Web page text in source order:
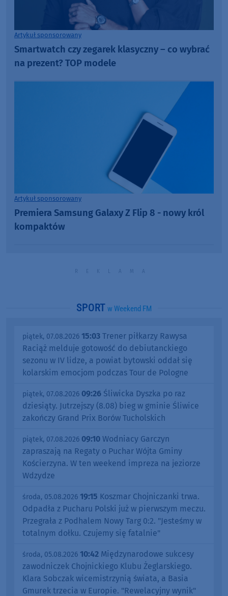
Artykuł sponsorowany
Smartwatch czy zegarek klasyczny – co wybrać
na prezent? TOP modele
Artykuł sponsorowany
Premiera Samsung Galaxy Z Flip 8 - nowy król
kompaktów
SPORT w Weekend FM
piątek, 07.08.2026 15:03 Trener piłkarzy Rawysa
Raciąż melduje gotowość do debiutanckiego
sezonu w IV lidze, a powiat bytowski oddał się
kolarskim emocjom podczas Tour de Pologne
piątek, 07.08.2026 09:26 Śliwicka Dyszka po raz
dziesiąty. Jutrzejszy (8.08) bieg w gminie Śliwice
zakończy Grand Prix Borów Tucholskich
piątek, 07.08.2026 09:10 Wodniacy Garczyn
zapraszają na Regaty o Puchar Wójta Gminy
Kościerzyna. W ten weekend impreza na jeziorze
Wdzydze
środa, 05.08.2026 19:15 Koszmar Chojniczanki trwa.
Odpadła z Pucharu Polski już w pierwszym meczu.
Przegrała z Podhalem Nowy Targ 0:2. "Jesteśmy w
totalnym dołku. Czujemy się fatalnie"
środa, 05.08.2026 10:42 Międzynarodowe sukcesy
zawodniczek Chojnickiego Klubu Żeglarskiego.
Klara Sobczak wicemistrzynią świata, a Basia
Gmurek trzecia w Europie. "Rewelacyjny wynik"